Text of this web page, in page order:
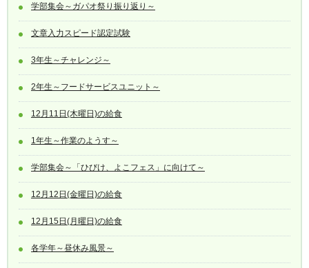
学部集会～ガパオ祭り振り返り～
文章入力スピード認定試験
3年生～チャレンジ～
2年生～フードサービスユニット～
12月11日(木曜日)の給食
1年生～作業のようす～
学部集会～「ひびけ、よこフェス」に向けて～
12月12日(金曜日)の給食
12月15日(月曜日)の給食
各学年～昼休み風景～